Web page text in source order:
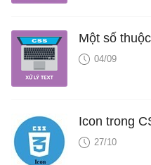
Một số
04/09
Icon trong
27/10